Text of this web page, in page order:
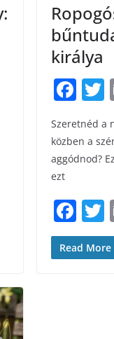
királya
F
c
e
o
o
k
Szeretnéd a
közben a
aggódnod?
ezt
F
a
c
Read More